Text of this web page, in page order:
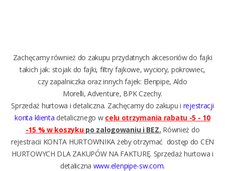
Zachęcamy również do zakupu przydatnych akcesoriów do fajki
takich jak: stojak do fajki, filtry fajkowe,wyciory, pokrowiec,
czy zapalniczka oraz innych fajek: Elenpipe, Aldo
Morelli,Adventure, BPK Czechy.
Sprzedaż hurtowa i detaliczna. Zachęcamy do zakupu i rejestracji
konta klienta detalicznego w celu otrzymania rabatu -5 - 10
-15 % w koszykupo zalogowaniu i BEZ. Również do
rejestracii KONTA HURTOWNIKA żeby otrzymać dostęp do CEN
HURTOWYCH DLA ZAKUPÓW NA FAKTURĘ. Sprzedaż hurtowa i
detaliczna www.elenpipe-sw.com.